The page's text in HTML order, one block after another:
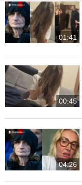
01:41
00:45
04:26